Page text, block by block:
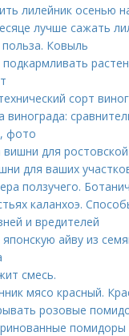
лилейник осенью
лучше сажать
Ковыль
сорт
винограда:
фото
для
для ваших
ползучего.
каланхоэ.
и вредителей
японскую айву из
смесь.
мясо красный.
розовые
помидоры